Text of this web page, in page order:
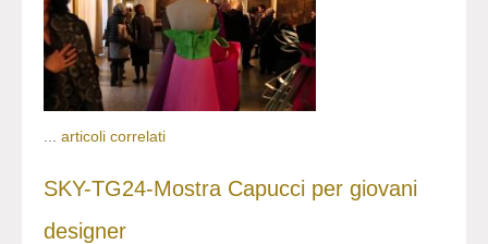
articoli correlati
SKY-TG24-Mostra Capucci per giovani
designer